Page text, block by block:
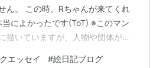
ん。 この時、Rちゃんが来てくれ
によかったです(ToT) ※このマン
描いていますが、人物や団体が特
エッセイ #絵日記ブログ